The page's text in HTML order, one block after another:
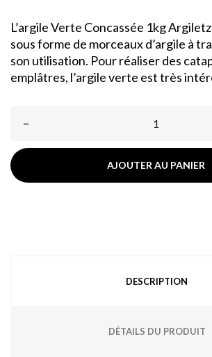
L’argile Verte Concassée 1kg
sous forme de morceaux d’argile à
son utilisation. Pour réaliser des
emplâtres, l’argile verte est très
–
AJOUTER AU PANIER
DESCRIPTION
DÉTAILS DU PRODUIT